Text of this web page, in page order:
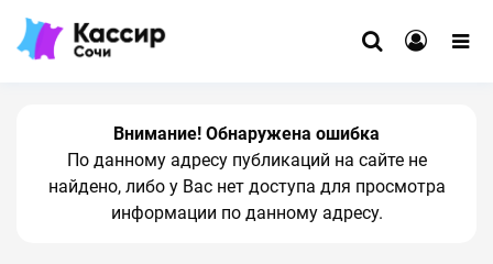
Внимание! Обнаружена ошибка
По данному адресу публикаций на сайте не
найдено, либо у Вас нет доступа для просмотра
информации по данному адресу.